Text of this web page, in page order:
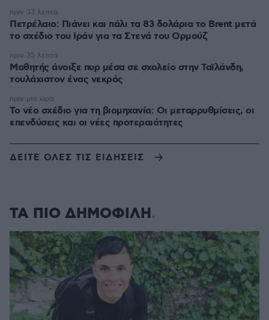
Πετρέλαιο: Πιάνει και πάλι τα 83 δολάρια το Brent μετά
το σχέδιο του Ιράν για τα Στενά του Ορμούζ
πριν 33 λεπτά
Μαθητής άνοιξε πυρ μέσα σε σχολείο στην Ταϊλάνδη,
τουλάχιστον ένας νεκρός
πριν 35 λεπτά
Το νέο σχέδιο για τη βιομηχανία: Οι μεταρρυθμίσεις, οι
επενδύσεις και οι νέες προτεραιότητες
πριν μία ώρα
ΔΕΙΤΕ ΟΛΕΣ ΤΙΣ ΕΙΔΗΣΕΙΣ
ΤΑ ΠΙΟ ΔΗΜΟΦΙΛΗ